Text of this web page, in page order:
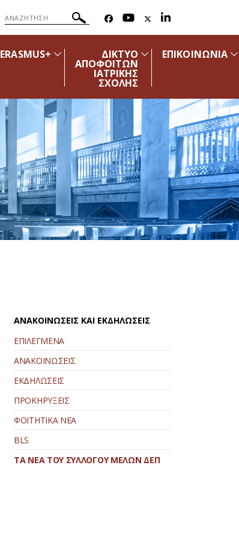
ERASMUS+ ΔΙΚΤΥΟ
ΑΠΟΦΟΙΤΩΝ
ΙΑΤΡΙΚΗΣ
ΣΧΟΛΗΣ
ΕΠΙΚΟΙΝΩΝΙΑ
ΑΝΑΚΟΙΝΩΣΕΙΣ ΚΑΙ ΕΚΔΗΛΩΣΕΙΣ
ΕΠΙΛΕΓΜΕΝΑ
ΑΝΑΚΟΙΝΩΣΕΙΣ
ΕΚΔΗΛΩΣΕΙΣ
ΠΡΟΚΗΡΥΞΕΙΣ
ΦΟΙΤΗΤΙΚΑ ΝΕΑ
BLS
ΤΑ ΝΕΑ ΤΟΥ ΣΥΛΛΟΓΟΥ ΜΕΛΩΝ ΔΕΠ